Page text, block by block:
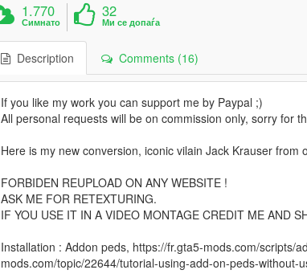
1.770
Симнато
32
Ми се допаѓа
Description Comments (16)
If you like my work you can support me by Paypal ;)
All personal requests will be on commission only, sorry for
Here is my new conversion, iconic vilain Jack Krauser
FORBIDEN REUPLOAD ON ANY WEBSITE !
ASK ME FOR RETEXTURING.
IF YOU USE IT IN A VIDEO MONTAGE CREDIT ME AND
Installation : Addon peds, https://fr.gta5-mods.com/scripts/
mods.com/topic/22644/tutorial-using-add-on-peds-without-